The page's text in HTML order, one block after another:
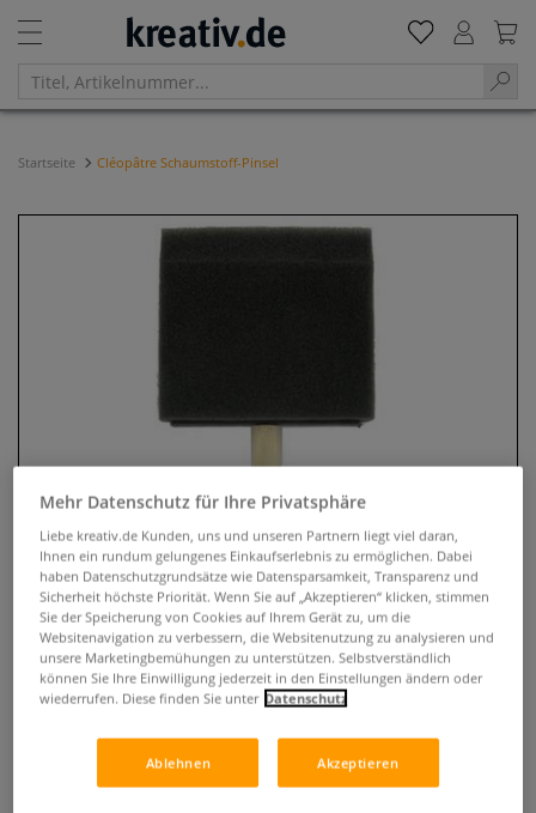
Startseite Cléopâtre Schaumstoff-Pinsel
Mehr Datenschutz für Ihre Privatsphäre
Liebe kreativ.de Kunden, uns und unseren Partnern liegt viel daran,
Ihnen ein rundum gelungenes Einkaufserlebnis zu ermöglichen. Dabei
haben Datenschutzgrundsätze wie Datensparsamkeit, Transparenz und
Sicherheit höchste Priorität. Wenn Sie auf „Akzeptieren“ klicken, stimmen
Sie der Speicherung von Cookies auf Ihrem Gerät zu, um die
Websitenavigation zu verbessern, die Websitenutzung zu analysieren und
unsere Marketingbemühungen zu unterstützen. Selbstverständlich
können Sie Ihre Einwilligung jederzeit in den Einstellungen ändern oder
wiederrufen. Diese finden Sie unter Datenschutz
Ablehnen Akzeptieren